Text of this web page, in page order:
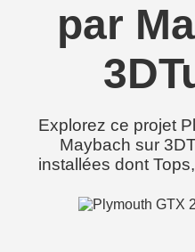
par
Explorez ce projet
Maybach sur
installées dont